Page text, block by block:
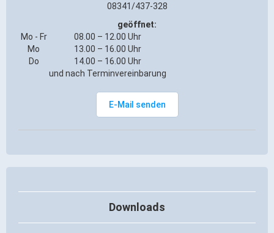
08341/437-328
geöffnet:
Mo - Fr
08.00 – 12.00 Uhr
Mo
13.00 – 16.00 Uhr
Do
14.00 – 16.00 Uhr
und nach Terminvereinbarung
E-Mail senden
Downloads